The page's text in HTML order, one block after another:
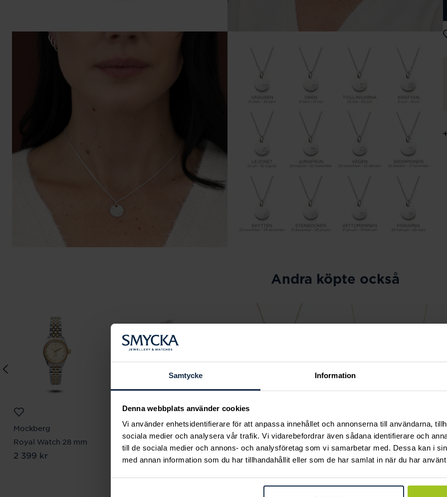
Samtycke Information
Denna webbplats använder cookies
Vi använder enhetsidentifierare för att anpassa innehållet och annonserna till användarna,
sociala medier och analysera vår trafik. Vi vidarebefordrar även sådana identifierare och
till de sociala medier och annons- och analysföretag som vi samarbetar med. Dessa kan i
med annan information som du har tillhandahållit eller som de har samlat in när du har
Andra köpte också
Mockberg
Royal Watch 28 mm
Pris:2 399 kr
2 399 kr
Lily and Rose
Emily pearl bracelet -
Ivory
Svedbom & Co
Halsband 18K Guld
fjäril
Mockberg
Ellie Gold Necklace
:799 kr
799 kr